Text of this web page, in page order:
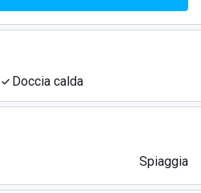
Doccia calda
Spiaggia